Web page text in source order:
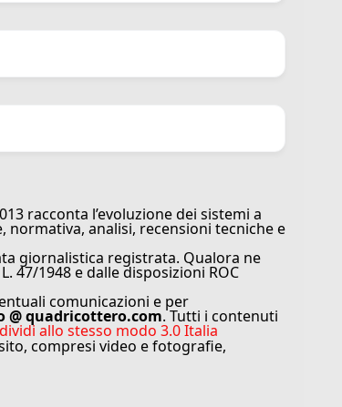
racconta l’evoluzione dei sistemi a
analisi, recensioni tecniche e
giornalistica registrata. Qualora ne
47/1948 e dalle disposizioni ROC
comunicazioni e per
@ quadricottero.com. Tutti i contenuti
allo stesso modo 3.0 Italia
compresi video e fotografie,